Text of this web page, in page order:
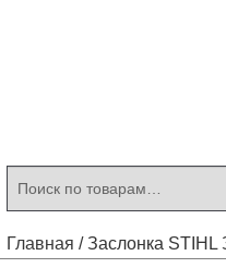
Главная /Заслонка STIHL